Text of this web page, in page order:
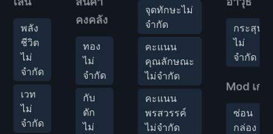
พลัง
ชีวิต
ไม่
จำกัด
เวท
ไม่
จำกัด
คงคลัง
ทอง
ไม่
จำกัด
กับ
ดัก
ไม่
จุดทักษะไม่
จำกัด
คะแนน
คุณลักษณะ
ไม่จำกัด
คะแนน
พรสวรรค์
ไม่จำกัด
กระสุน
ไม่
จำกัด
Mod เกม
ซ่อน
กล่อง